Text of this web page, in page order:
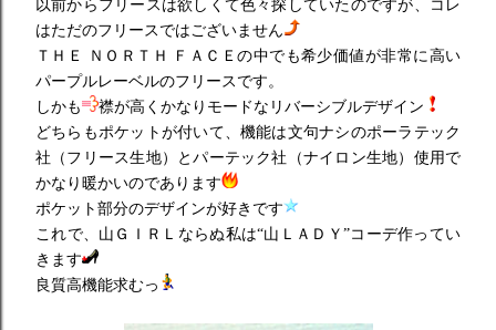
以前からフリースは欲しくて色々探していたのですが、コレ
はただのフリースではございません
ＴＨＥ ＮＯＲＴＨ ＦＡＣＥの中でも希少価値が非常に高い
パープルレーベルのフリースです。
しかも
襟が高くかなりモードなリバーシブルデザイン
どちらもポケットが付いて、機能は文句ナシのポーラテック
社（フリース生地）とパーテック社（ナイロン生地）使用で
かなり暖かいのであります
ポケット部分のデザインが好きです
これで、山ＧＩＲＬならぬ私は“山ＬＡＤＹ”コーデ作ってい
きます
良質高機能求むっ